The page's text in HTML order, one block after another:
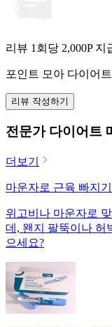
리뷰 1회당 2,000P 지
포인트 모아 다이어
리뷰 작성하기
전문가 다이어트
더보기
마운자로 근육 빠지
위고비나 마운자로
데, 왠지 팔뚝이나 허
으세요?